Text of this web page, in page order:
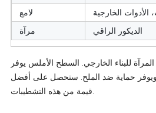
لامع
الأدوات الخارجية
مرآة
الديكور الراقي
للبناء الخارجي. السطح الأملس يوفر
حماية ضد الملح. ستحصل على أفضل
قيمة من هذه التشطيبات.